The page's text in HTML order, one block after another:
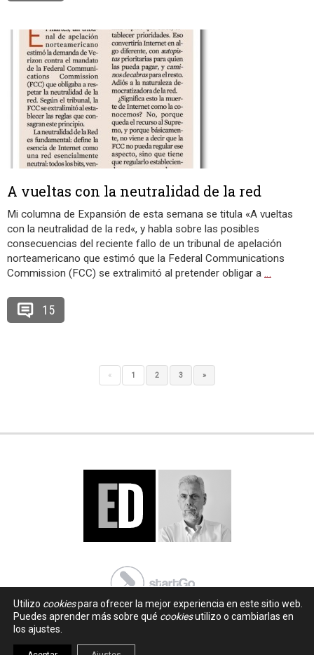
A vueltas con la neutralidad de la red
Mi columna de Expansión de esta semana se titula «A vueltas
con la neutralidad de la red«, y habla sobre las posibles
consecuencias del reciente fallo de un tribunal de apelación
norteamericano que estimó que la Federal Communications
Commission (FCC) se extralimitó al pretender obligar a …
15
« 1 2 3 »
Utilizo cookiespara ofrecer la mejor experiencia en este sitio web.
Puedes aprender más sobre qué cookiesutilizo o cambiarlas en
los ajustes.